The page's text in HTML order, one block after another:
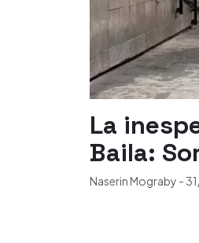
La
Baila:
Naserin Mograby -